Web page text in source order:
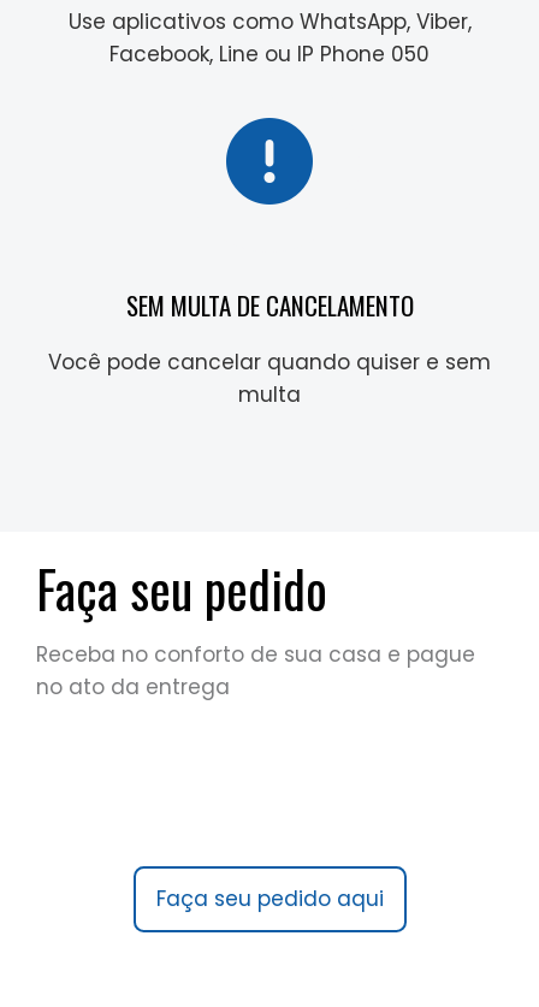
Use aplicativos como WhatsApp, Viber,
Facebook, Line ou IP Phone 050
SEM MULTA DE CANCELAMENTO
Você pode cancelar quando quiser e sem
multa
Faça seu pedido
Receba no conforto de sua casa e pague
no ato da entrega
Faça seu pedido aqui